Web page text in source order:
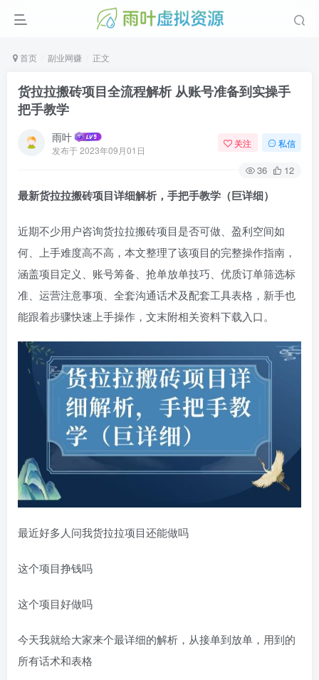
首页 副业网赚 正文
货拉拉搬砖项目全流程解析 从账号准备到实操手
把手教学
雨叶
发布于2023年09月01日
关注 私信
36 12
最新货拉拉搬砖项目详细解析，手把手教学（巨详细）
近期不少用户咨询货拉拉搬砖项目是否可做、盈利空间如
何、上手难度高不高，本文整理了该项目的完整操作指南，
涵盖项目定义、账号筹备、抢单放单技巧、优质订单筛选标
准、运营注意事项、全套沟通话术及配套工具表格，新手也
能跟着步骤快速上手操作，文末附相关资料下载入口。
最近好多人问我货拉拉项目还能做吗
这个项目挣钱吗
这个项目好做吗
今天我就给大家来个最详细的解析，从接单到放单，用到的
所有话术和表格